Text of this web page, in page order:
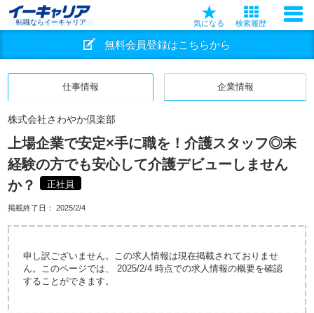
転職ならイーキャリア 気になる 検索履歴
無料会員登録はこちらから
仕事情報 企業情報
株式会社さわやか倶楽部
上場企業で安定×手に職を！介護スタッフ◎未
経験の方でも安心して介護デビューしません
か？
正社員
掲載終了日： 2025/2/4
申し訳ございません。この求人情報は現在掲載されておりませ
ん。このページでは、 2025/2/4 時点での求人情報の概要を確認
することができます。